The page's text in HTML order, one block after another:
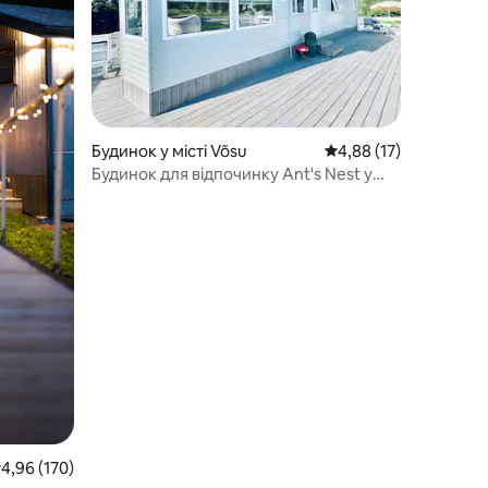
оцінка: 4,96 з 5, відгуки: 170
4,96 (170)
Будинок у місті Võsu Середня оцінка: 4,88
4,88 (17)
Будинок для відпочинку Ant's Nest у